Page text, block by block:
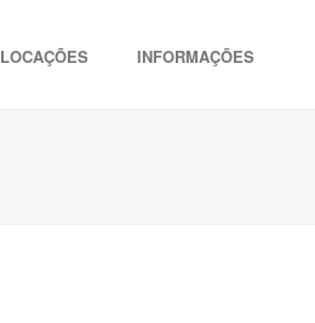
LOCAÇÕES INFORMAÇÕES